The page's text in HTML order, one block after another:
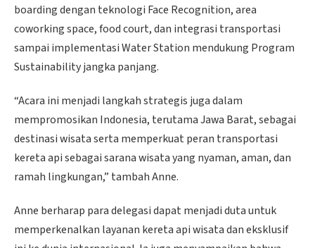
boarding dengan teknologi Face Recognition, area
coworking space, food court, dan integrasi transportasi
sampai implementasi Water Station mendukung Program
Sustainability jangka panjang.
“Acara ini menjadi langkah strategis juga dalam
mempromosikan Indonesia, terutama Jawa Barat, sebagai
destinasi wisata serta memperkuat peran transportasi
kereta api sebagai sarana wisata yang nyaman, aman, dan
ramah lingkungan,” tambah Anne.
Anne berharap para delegasi dapat menjadi duta untuk
memperkenalkan layanan kereta api wisata dan eksklusif